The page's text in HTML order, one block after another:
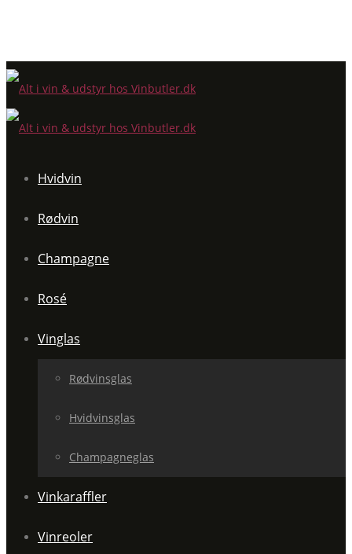
Hvidvin
Rødvin
Champagne
Rosé
Vinglas
Rødvinsglas
Hvidvinsglas
Champagneglas
Vinkaraffler
Vinreoler